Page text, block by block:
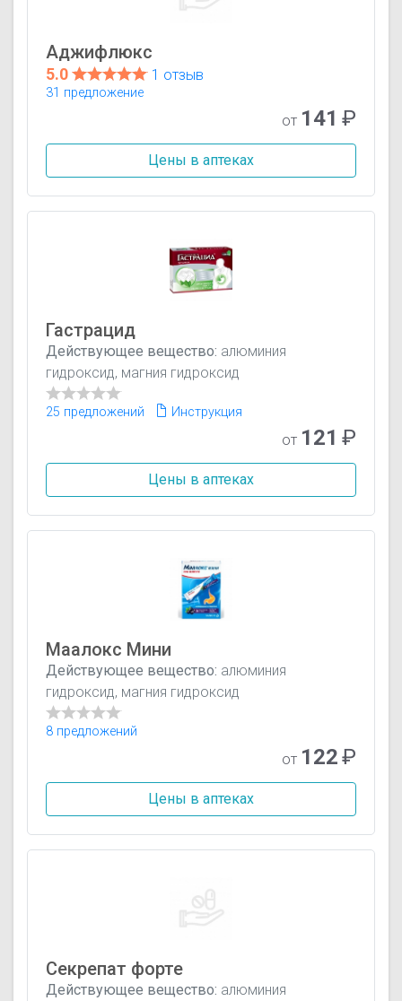
Аджифлюкс
5.0 1 отзыв
31 предложение
от 141 ₽
Цены в аптеках
Гастрацид
Действующее вещество: алюминия
гидроксид, магния гидроксид
25 предложений Инструкция
от 121 ₽
Цены в аптеках
Маалокс Мини
Действующее вещество: алюминия
гидроксид, магния гидроксид
8 предложений
от 122₽
Цены в аптеках
Секрепат форте
Действующее вещество: алюминия